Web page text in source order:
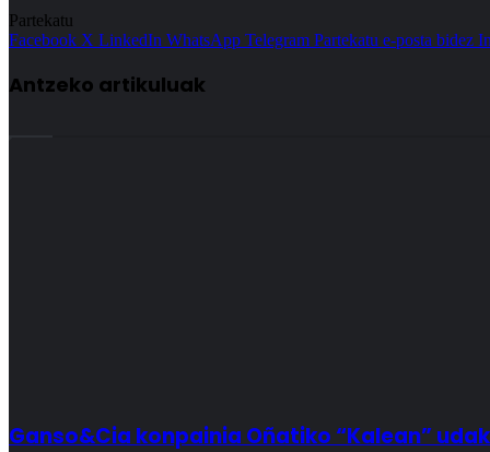
Partekatu
Facebook X LinkedIn WhatsApp Telegram Partekatu e-posta bidez
Antzeko artikuluak
Ganso&Cia konpainia Oñatiko “Kalean”